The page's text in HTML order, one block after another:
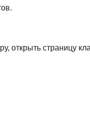
открыть страницу